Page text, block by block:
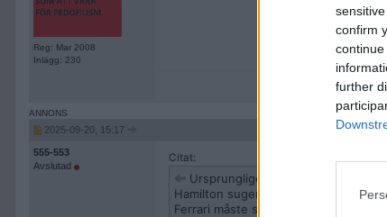
confirm
further
Reg: Mar 2008
Inlägg: 230
2025-09-20, 15:17
555-553
Avslutad
Citat:
Ursprungligen postat av
Hamilton suger.
Ferrari måste slänga ut sopan.